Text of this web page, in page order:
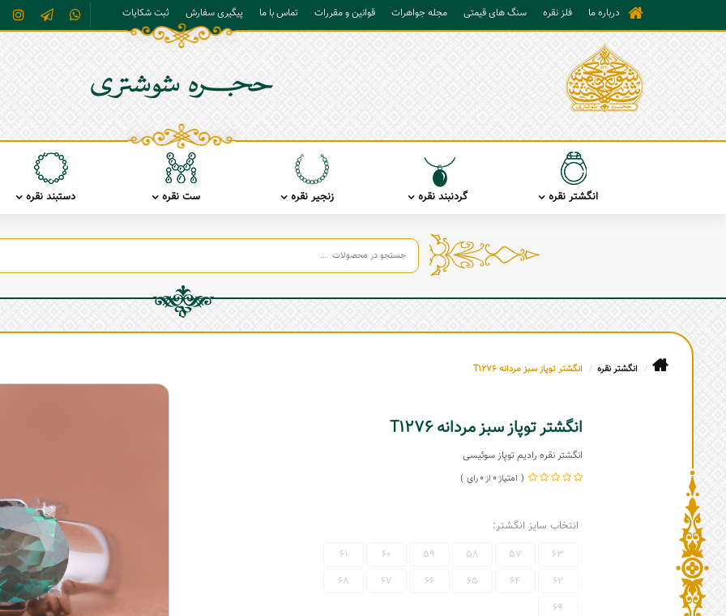
درباره ما فلز نقره سنگ های قیمتی مجله جواهرات قوانین و مقررات تماس با ما پیگیری سفارش ثبت شکایات
انگشتر نقره گردنبند نقره زنجیر نقره ست نقره دستبند نقره
انگشتر نقره انگشتر توپاز سبز مردانه T1276
انگشتر توپاز سبز مردانه T1276
انگشتر نقره رادیم توپاز سوئیسی
0
0
انتخاب سایز انگشتر:
63
57
58
59
60
61
62
64
65
66
67
68
69